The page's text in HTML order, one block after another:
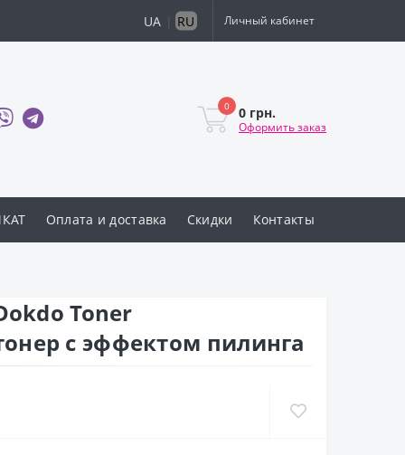
UA RU Личный кабинет
0 0 грн.
Оформить заказ
Оплата и доставка Скидки Контакты
Toner
с эффектом пилинга